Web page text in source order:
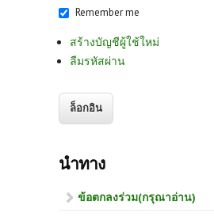
Remember me
สร้างบัญชีผู้ใช้ใหม่
ลืมรหัสผ่าน
นำทาง
ข้อตกลงร่วม(กรุณาอ่าน)